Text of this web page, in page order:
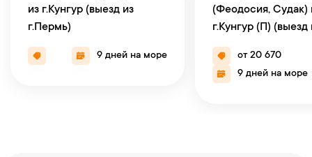
из г.Кунгур (выезд из
г.Пермь)
9 дней на море
(Феодосия, Судак)
г.Кунгур (П) (выезд
г.Пермь)
от 20 670
9 дней на море